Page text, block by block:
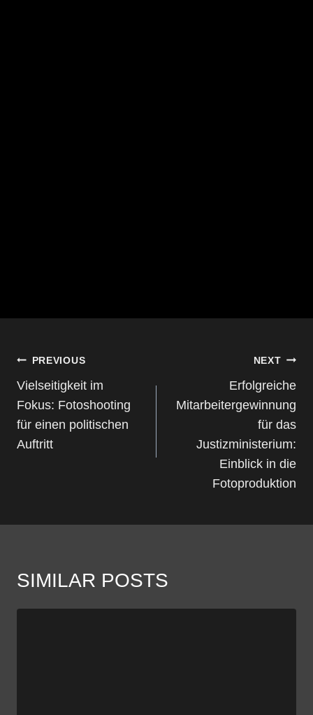
BEITRAGS-
NAVIGATION
PREVIOUS
Vielseitigkeit im
Fokus: Fotoshooting
für einen politischen
Auftritt
NEXT
Erfolgreiche
Mitarbeitergewinnung
für das
Justizministerium:
Einblick in die
Fotoproduktion
SIMILAR POSTS